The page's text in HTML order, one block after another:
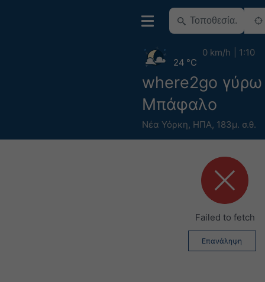
where2go
Μπάφαλο
Νέα Υόρκη, ΗΠΑ, 183μ. σ.θ.
24 °C
0 km/h 1:10
Failed to fetch
Επανάληψη